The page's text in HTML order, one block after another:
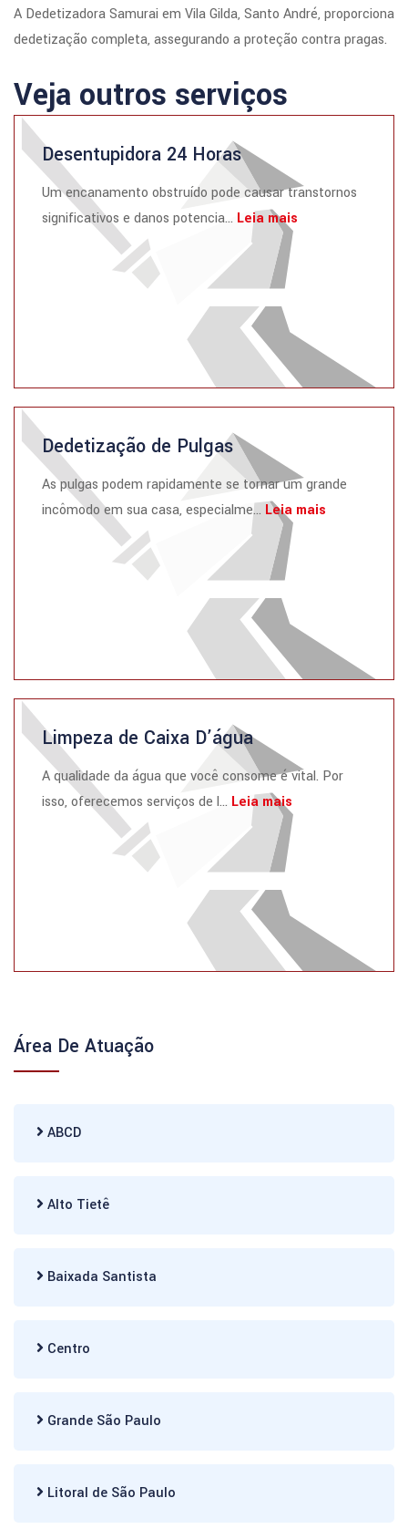
A Dedetizadora Samurai em Vila Gilda, Santo André, proporciona
dedetização completa, assegurando a proteção contra pragas.
Veja outros serviços
Desentupidora 24 Horas
Um encanamento obstruído pode causar transtornos
significativos e danos potencia... Leia mais
Dedetização de Pulgas
As pulgas podem rapidamente se tornar um grande
incômodo em sua casa, especialme... Leia mais
Limpeza de Caixa D’água
A qualidade da água que você consome é vital. Por
isso, oferecemos serviços de l... Leia mais
Área De Atuação
ABCD
Alto Tietê
Baixada Santista
Centro
Grande São Paulo
Litoral de São Paulo